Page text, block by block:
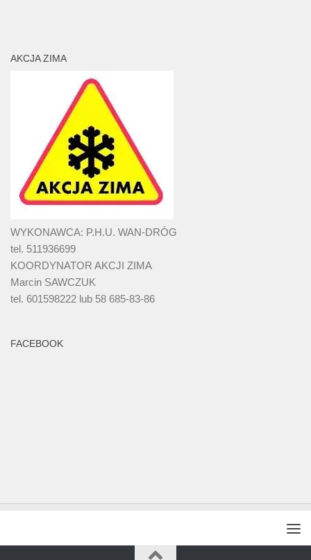
AKCJA ZIMA
WYKONAWCA: P.H.U. WAN-DRÓG
tel. 511936699
KOORDYNATOR AKCJI ZIMA
Marcin SAWCZUK
tel. 601598222 lub 58 685-83-86
FACEBOOK